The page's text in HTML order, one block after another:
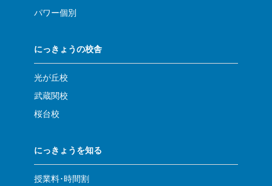
パワー個別
にっきょうの校舎
光が丘校
武蔵関校
桜台校
にっきょうを知る
授業料･時間割